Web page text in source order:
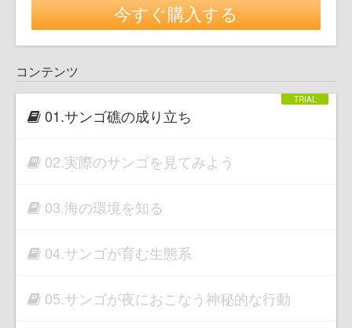
今すぐ購入する
コンテンツ
01.サンゴ礁の成り立ち
02.実際のサンゴを見てみよう
03.海の環境を知る
04.サンゴが育む生態系
05.サンゴが夜におこなう神秘的な行動